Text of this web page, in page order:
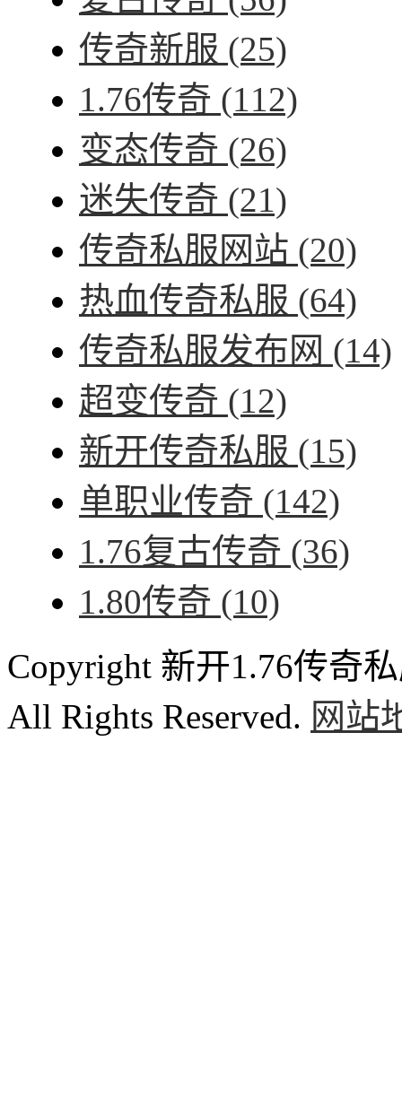
传奇新服 (25)
1.76传奇 (112)
变态传奇 (26)
迷失传奇 (21)
传奇私服网站 (20)
热血传奇私服 (64)
传奇私服发布网 (14)
超变传奇 (12)
新开传奇私服 (15)
单职业传奇 (142)
1.76复古传奇 (36)
1.80传奇 (10)
Copyright 新开1.76传奇
All Rights Reserved. 网站